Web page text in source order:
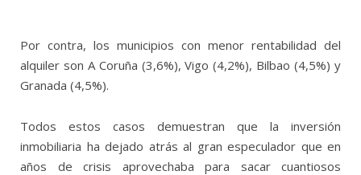
Por contra, los municipios con menor rentabilidad del
alquiler son A Coruña (3,6%), Vigo (4,2%), Bilbao (4,5%) y
Granada (4,5%).
Todos estos casos demuestran que la inversión
inmobiliaria ha dejado atrás al gran especulador que en
años de crisis aprovechaba para sacar cuantiosos